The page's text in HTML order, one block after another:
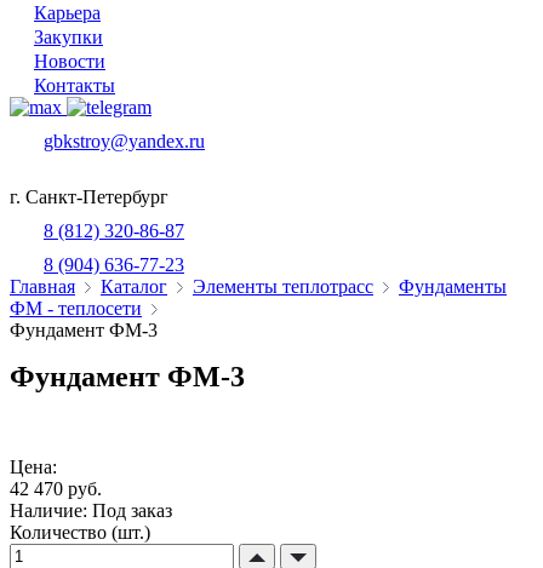
Карьера
Закупки
Новости
Контакты
gbkstroy@yandex.ru
г. Санкт-Петербург
8 (812) 320-86-87
8 (904) 636-77-23
Главная
Каталог Элементы теплотрасс
Фундаменты
ФМ - теплосети
Фундамент ФМ-3
Фундамент ФМ-3
Цена:
42 470 руб.
Наличие: Под заказ
Количество (шт.)